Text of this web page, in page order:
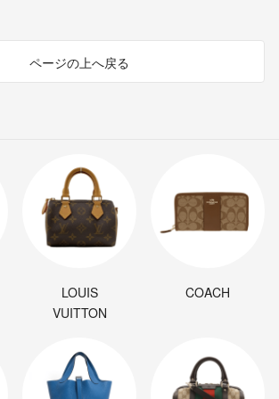
ページの上へ戻る
LOUIS
VUITTON
COACH